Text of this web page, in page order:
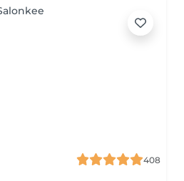
408